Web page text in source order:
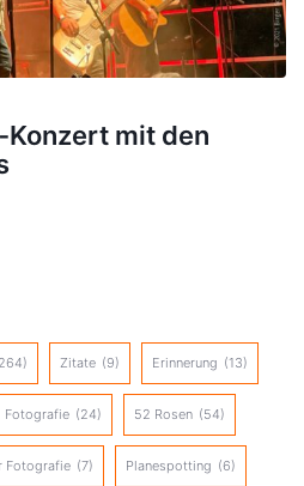
Konzert mit den
Zitate (9) Erinnerung (13)
Fotografie (24) 52 Rosen (54)
Fotografie (7) Planespotting (6)